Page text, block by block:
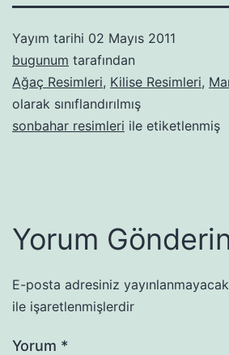
Yayım tarihi 02 Mayıs 2011
bugunum tarafından
Ağaç Resimleri, Kilise Resimleri,
olarak sınıflandırılmış
sonbahar resimleri ile etiketlenmiş
Yorum
E-posta adresiniz
ile işaretlenmişlerdir
Yorum *